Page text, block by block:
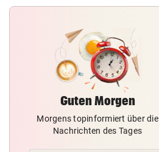
Guten Morgen
Morgens topinformiert über die
Nachrichten des Tages